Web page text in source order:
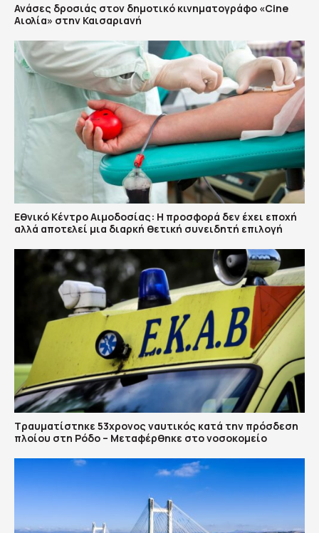
Ανάσες δροσιάς στον δημοτικό κινηματογράφο «Cine
Αιολία» στην Καισαριανή
Εθνικό Κέντρο Αιμοδοσίας: H προσφορά δεν έχει εποχή
αλλά αποτελεί μια διαρκή θετική συνειδητή επιλογή
Τραυματίστηκε 53χρονος ναυτικός κατά την πρόσδεση
πλοίου στη Ρόδο – Μεταφέρθηκε στο νοσοκομείο